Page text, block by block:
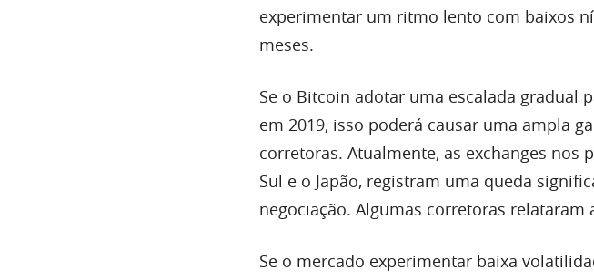
experimentar um ritmo lento com baixos
meses.
Se o Bitcoin adotar uma escalada gradual
em 2019, isso poderá causar uma ampla
corretoras. Atualmente, as exchanges nos
Sul e o Japão, registram uma queda
negociação. Algumas corretoras relataram
Se o mercado experimentar baixa